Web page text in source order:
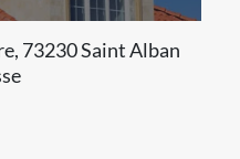
73230 Saint Alban